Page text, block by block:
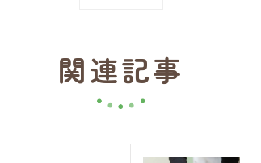
関連記事